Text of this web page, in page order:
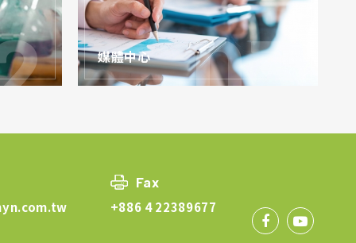
媒體中心
Fax
+886 4 22389677